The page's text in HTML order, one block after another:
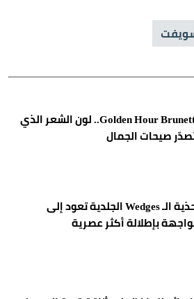
Golden Hour Brunette.. لون الشعر الذي
صيحات الجمال
أحذية الـ Wedges الجلدية تعود إلى
بإطلالة أكثر عصرية